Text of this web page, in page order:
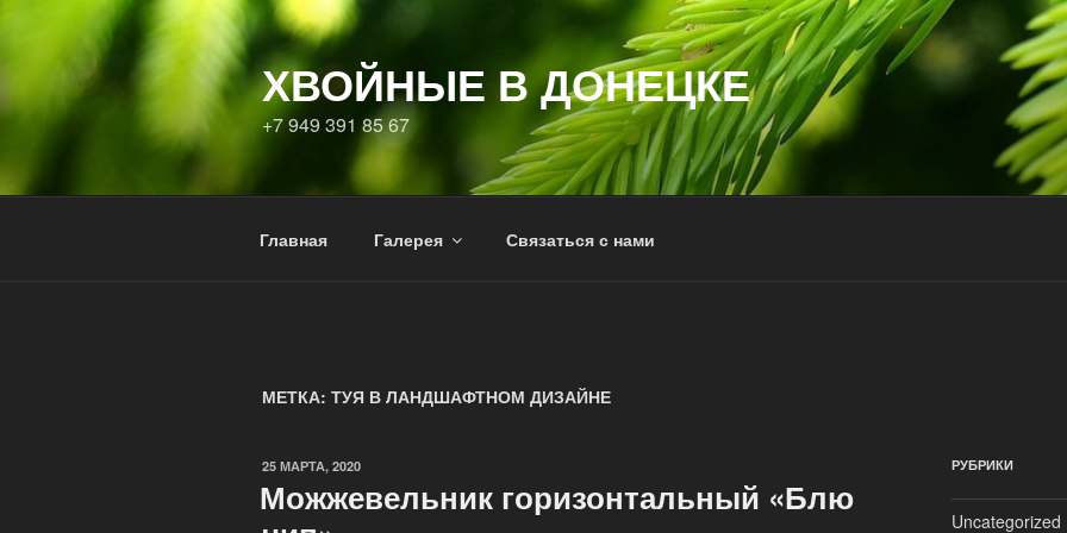
ХВОЙНЫЕ В ДОНЕЦКЕ
+7 949 391 85 67
Главная Галерея Связаться с нами
МЕТКА: ТУЯ В ЛАНДШАФТНОМ ДИЗАЙНЕ
25 МАРТА, 2020
Можжевельник горизонтальный «Блю
РУБРИКИ
Uncategorized